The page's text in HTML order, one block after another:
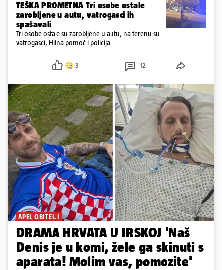
TEŠKA PROMETNA Tri osobe ostale
zarobljene u autu, vatrogasci ih
spašavali
Tri osobe ostale su zarobljene u autu, na terenu su
vatrogasci, Hitna pomoć i policija
3 12
APEL OBITELJI
DRAMA HRVATA U IRSKOJ 'Naš
Denis je u komi, žele ga skinuti s
aparata! Molim vas, pomozite'